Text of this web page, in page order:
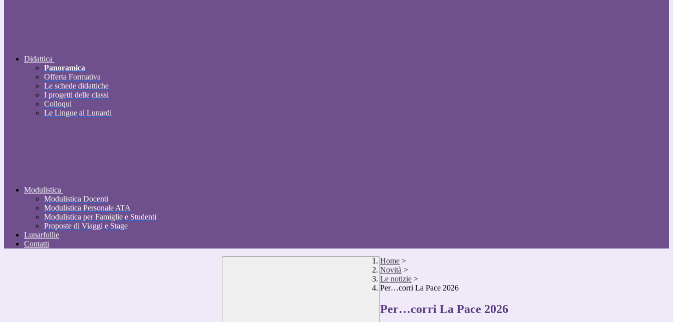
Didattica
Panoramica
Offerta Formativa
Le schede didattiche
I progetti delle classi
Colloqui
Le Lingue al Lunardi
Modulistica
Modulistica Docenti
Modulistica Personale ATA
Modulistica per Famiglie e Studenti
Proposte di Viaggi e Stage
Lunarfollie
Contatti
Home >
Novità >
Le notizie >
Per…corri La Pace 2026
Per…corri La Pace 2026